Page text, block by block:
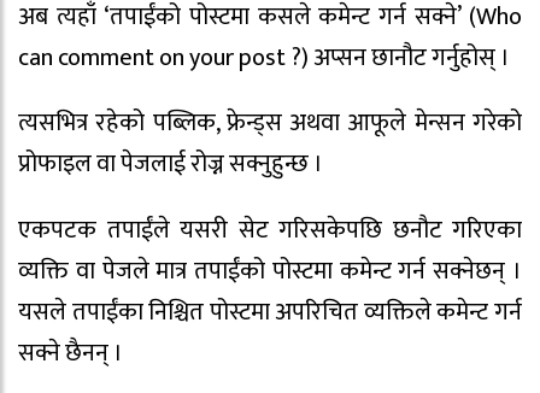
अब त्यहाँ ‘तपाईंको पोस्टमा कसले कमेन्ट गर्न सक्ने’ (Who
can comment on your post ?) अप्सन छानौट गर्नुहोस् ।
त्यसभित्र रहेको पब्लिक, फ्रेन्ड्स अथवा आफूले मेन्सन गरेको
प्रोफाइल वा पेजलाई रोज्न सक्नुहुन्छ ।
एकपटक तपाईंले यसरी सेट गरिसकेपछि छनौट गरिएका
व्यक्ति वा पेजले मात्र तपाईंको पोस्टमा कमेन्ट गर्न सक्नेछन् ।
यसले तपाईंका निश्चित पोस्टमा अपरिचित व्यक्तिले कमेन्ट गर्न
सक्ने छैनन् ।